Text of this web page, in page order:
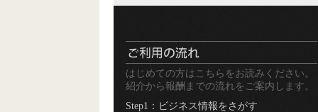
はじめての方はこちらをお読みください。
紹介から報酬までの流れをご案内します。
Step1：ビジネス情報をさがす